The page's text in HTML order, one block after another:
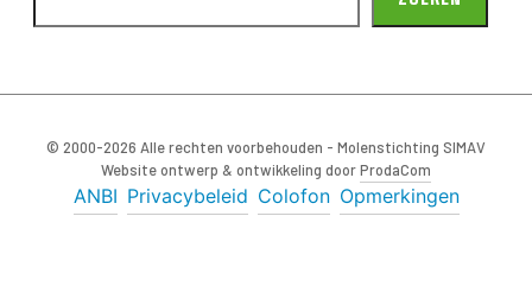
© 2000-2026 Alle rechten voorbehouden - Molenstichting SIMAV
Website ontwerp & ontwikkeling doorProdaCom
ANBI Privacybeleid Colofon Opmerkingen